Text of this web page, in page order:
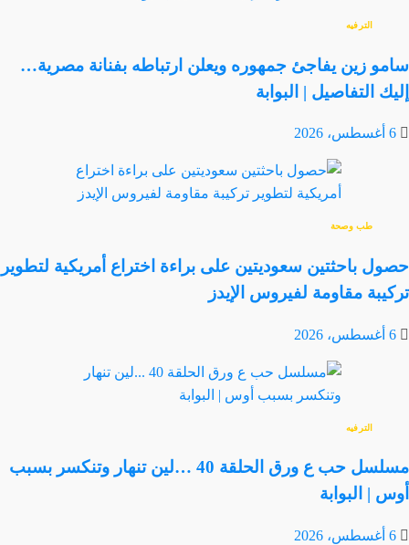
الترفيه
سامو زين يفاجئ جمهوره ويعلن ارتباطه بفنانة مصرية…
إليك التفاصيل | البوابة
6 أغسطس، 2026
طب وصحة
حصول باحثتين سعوديتين على براءة اختراع أمريكية لتطوير
تركيبة مقاومة لفيروس الإيدز
6 أغسطس، 2026
الترفيه
مسلسل حب ع ورق الحلقة 40 …لين تنهار وتنكسر بسبب
أوس | البوابة
6 أغسطس، 2026